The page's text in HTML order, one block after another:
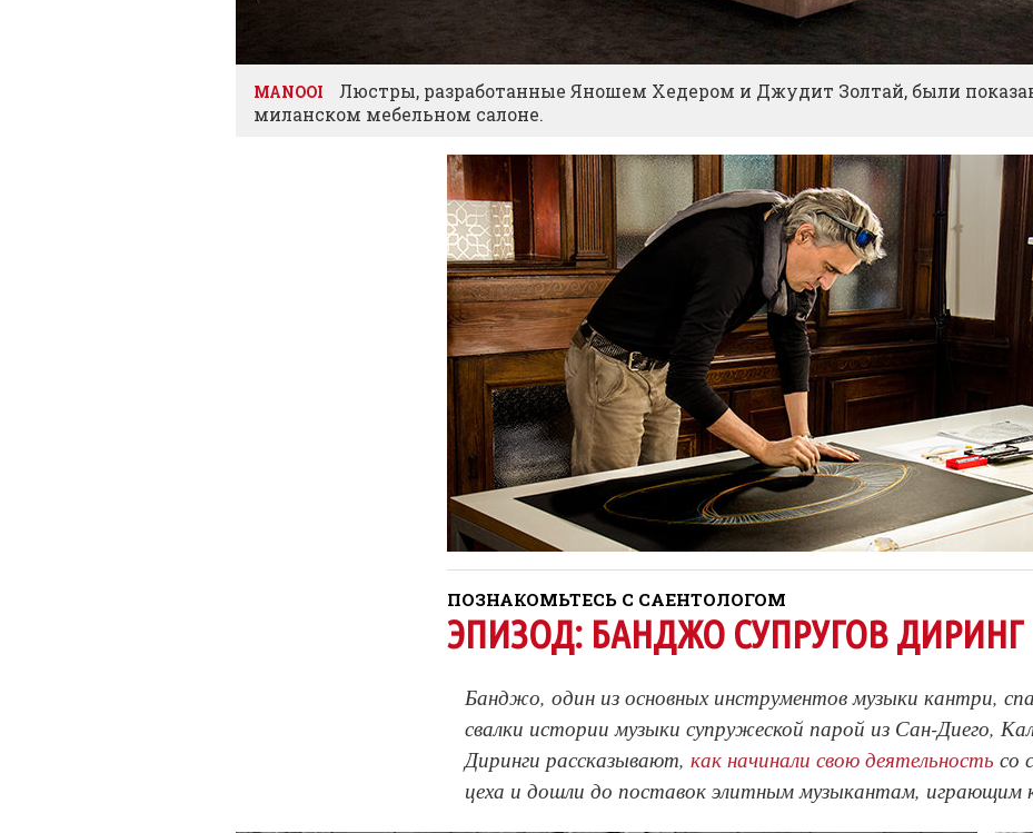
MANOOI
Люстры, разработанные Яношем Хедером и Джудит Золтай, были
миланском мебельном салоне.
ПОЗНАКОМЬТЕСЬ С САЕНТОЛОГОМ
ЭПИЗОД: БАНДЖО СУПРУГОВ ДИРИНГ
Банджо, один из основных инструментов музыки кантри,
свалки истории музыки супружеской парой из Сан-Диего,
Диринги рассказывают, как начинали свою деятельность со
цеха и дошли до поставок элитным музыкантам, играющим